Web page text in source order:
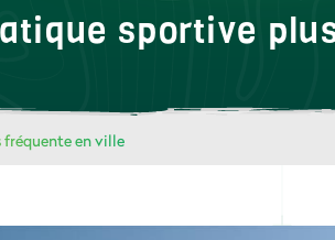
sportive
en ville